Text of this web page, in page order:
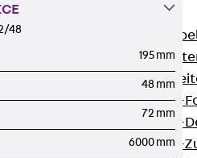
LGG
LGGS
Kabelleitern-
Kabelleitern-
Kabelleitern-
48
195 mm
48 mm
72 mm
6000 mm